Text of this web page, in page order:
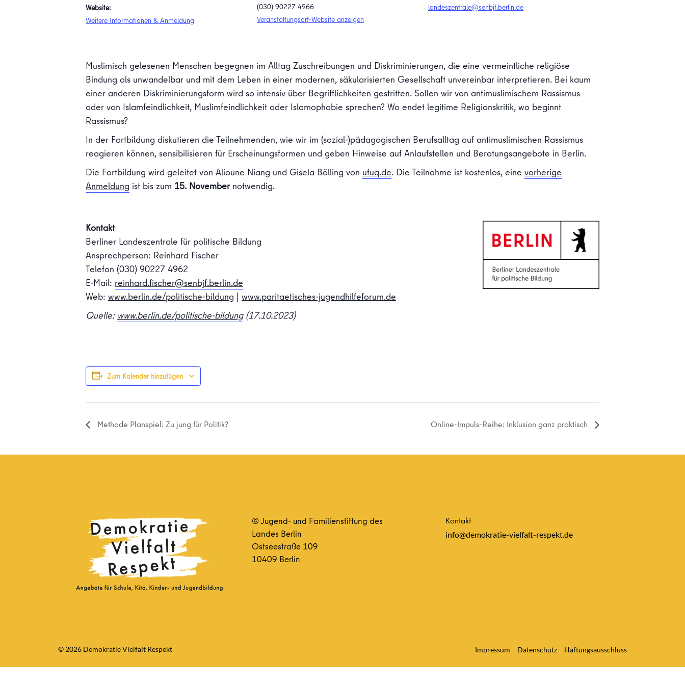
Website:
Weitere Informationen & Anmeldung
(030) 90227 4966
Veranstaltungsort-Website anzeigen
landeszentrale@senbjf.berlin.de
Muslimisch gelesenen Menschen begegnen im Alltag Zuschreibungen und Diskriminierungen, die eine vermeintliche religiöse
Bindung als unwandelbar und mit dem Leben in einer modernen, säkularisierten Gesellschaft unvereinbar interpretieren. Bei kaum
einer anderen Diskriminierungsform wird so intensiv über Begrifflichkeiten gestritten. Sollen wir von antimuslimischem Rassismus
oder von Islamfeindlichkeit, Muslimfeindlichkeit oder Islamophobie sprechen? Wo endet legitime Religionskritik, wo beginnt
Rassismus?
In der Fortbildung diskutieren die Teilnehmenden, wie wir im (sozial-)pädagogischen Berufsalltag auf antimuslimischen Rassismus
reagieren können, sensibilisieren für Erscheinungsformen und geben Hinweise auf Anlaufstellen und Beratungsangebote in Berlin.
Die Fortbildung wird geleitet von Alioune Niang und Gisela Bölling von ufuq.de. Die Teilnahme ist kostenlos, eine vorherige
Anmeldung ist bis zum 15. Novembernotwendig.
Kontakt
Berliner Landeszentrale für politische Bildung
Ansprechperson: Reinhard Fischer
Telefon (030) 90227 4962
E-Mail: reinhard.fischer@senbjf.berlin.de
Web: www.berlin.de/politische-bildung | www.paritaetisches-jugendhilfeforum.de
Quelle: www.berlin.de/politische-bildung(17.10.2023)
Zum Kalender hinzufügen
Methode Planspiel: Zu jung für Politik? Online-Impuls-Reihe: Inklusion ganz praktisch
© Jugend- und Familienstiftung des
Landes Berlin
Ostseestraße 109
10409 Berlin
Kontakt
info@demokratie-vielfalt-respekt.de
© 2026 Demokratie Vielfalt Respekt Impressum Datenschutz Haftungsausschluss